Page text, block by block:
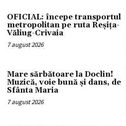
OFICIAL: începe transportul
metropolitan pe ruta Reșița-
Văliug-Crivaia
7 august 2026
Mare sărbătoare la Doclin!
Muzică, voie bună și dans, de
Sfânta Maria
7 august 2026